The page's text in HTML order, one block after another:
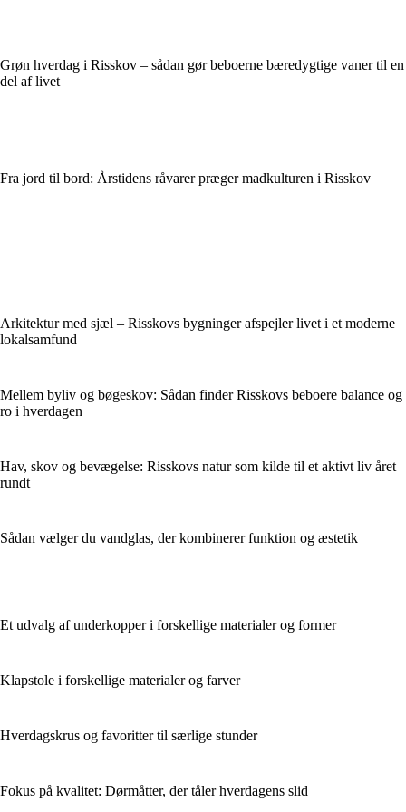
Grøn hverdag i Risskov – sådan gør beboerne bæredygtige vaner til en
del af livet
Fra jord til bord: Årstidens råvarer præger madkulturen i Risskov
Arkitektur med sjæl – Risskovs bygninger afspejler livet i et moderne
lokalsamfund
Mellem byliv og bøgeskov: Sådan finder Risskovs beboere balance og
ro i hverdagen
Hav, skov og bevægelse: Risskovs natur som kilde til et aktivt liv året
rundt
Sådan vælger du vandglas, der kombinerer funktion og æstetik
Et udvalg af underkopper i forskellige materialer og former
Klapstole i forskellige materialer og farver
Hverdagskrus og favoritter til særlige stunder
Fokus på kvalitet: Dørmåtter, der tåler hverdagens slid